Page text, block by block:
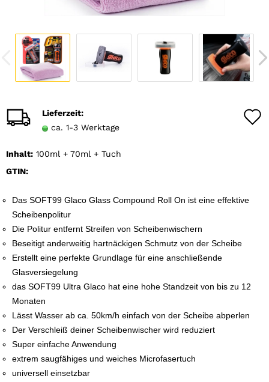
Lieferzeit:
ca. 1-3 Werktage
Inhalt: 100ml + 70ml + Tuch
GTIN:
Das SOFT99 Glaco Glass Compound Roll On ist eine effektive
Scheibenpolitur
Die Politur entfernt Streifen von Scheibenwischern
Beseitigt anderweitig hartnäckigen Schmutz von der Scheibe
Erstellt eine perfekte Grundlage für eine anschließende
Glasversiegelung
das SOFT99 Ultra Glaco hat eine hohe Standzeit von bis zu 12
Monaten
Lässt Wasser ab ca. 50km/h einfach von der Scheibe abperlen
Der Verschleiß deiner Scheibenwischer wird reduziert
Super einfache Anwendung
extrem saugfähiges und weiches Microfasertuch
universell einsetzbar